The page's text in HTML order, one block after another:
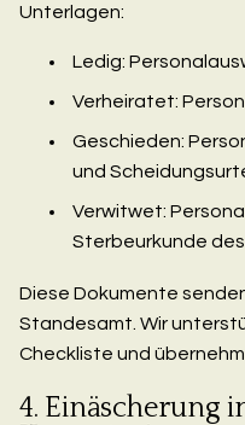
Unterlagen:
Ledig:
Verheiratet:
Geschieden:
und
Verwitwet:
Sterbeurkunde
Diese Dokumente
Standesamt. Wir
Checkliste und
4. Einäscherung